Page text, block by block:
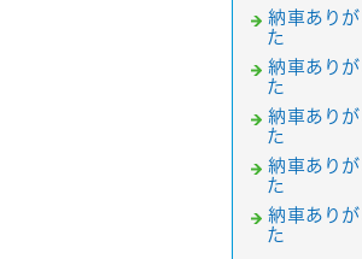
納車ありが
た
納車ありが
た
納車ありが
た
納車ありが
た
納車ありが
た